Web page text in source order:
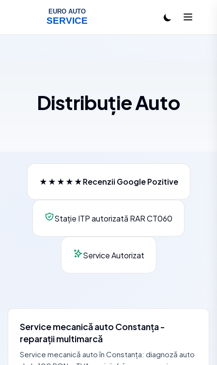
Distribuție Auto
★★★★★Recenzii Google Pozitive
Stație ITP autorizată RAR CT060
Service Autorizat
Service mecanică auto Constanța -
reparații multimarcă
Service mecanică auto în Constanța: diagnoză auto